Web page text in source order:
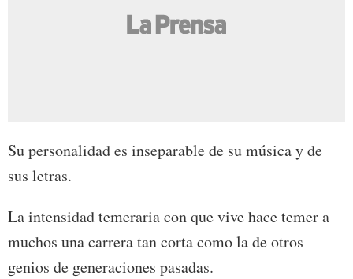
Su personalidad es inseparable de su música y de
sus letras.
La intensidad temeraria con que vive hace temer a
muchos una carrera tan corta como la de otros
genios de generaciones pasadas.